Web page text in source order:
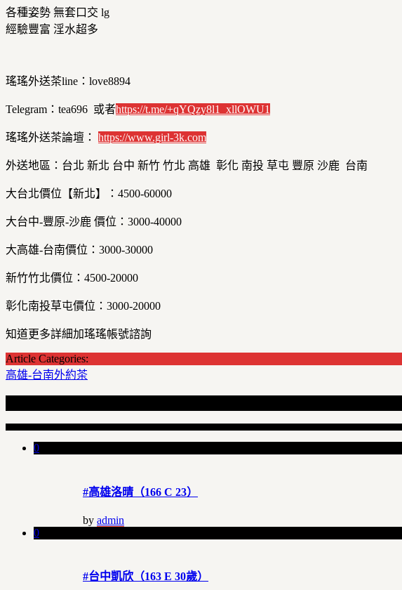
各種姿勢 無套口交 lg
經驗豐富 淫水超多
瑤瑤外送茶line：love8894
Telegram：tea696 或者https://t.me/+qYQzy8l1_xllOWU1
瑤瑤外送茶論壇： https://www.girl-3k.com
外送地區：台北 新北 台中 新竹 竹北 高雄 彰化 南投 草屯 豐原 沙鹿 台南
大台北價位【新北】：4500-60000
大台中-豐原-沙鹿 價位：3000-40000
大高雄-台南價位：3000-30000
新竹竹北價位：4500-20000
彰化南投草屯價位：3000-20000
知道更多詳細加瑤瑤帳號諮詢
Article Categories:
高雄-台南外約茶
0
#高雄洛晴（166 C 23）
by admin
0
#台中凱欣（163 E 30歲）